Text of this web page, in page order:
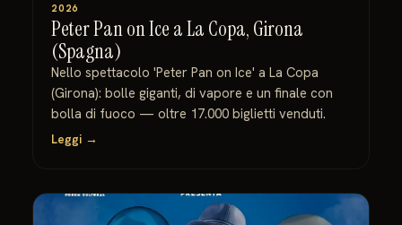
2026
Peter Pan on Ice a La Copa, Girona
(Spagna)
Nello spettacolo 'Peter Pan on Ice' a La Copa
(Girona): bolle giganti, di vapore e un finale con
bolla di fuoco — oltre 17.000 biglietti venduti.
Leggi →